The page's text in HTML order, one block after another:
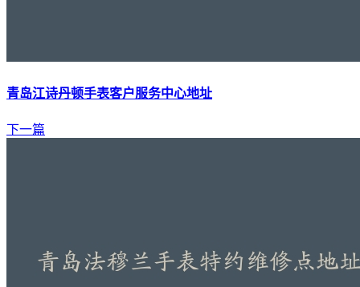
青岛江诗丹顿手表客户服务中心地址
下一篇